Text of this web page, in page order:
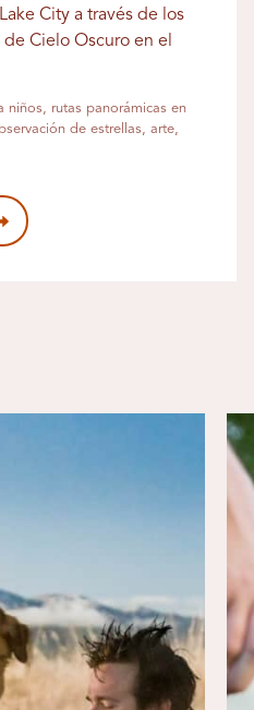
City a través de los
de Cielo Oscuro en el
niños, rutas panorámicas en
de estrellas, arte,